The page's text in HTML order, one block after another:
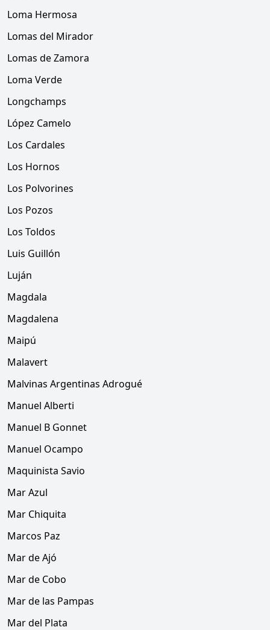
Loma Hermosa
Lomas del Mirador
Lomas de Zamora
Loma Verde
Longchamps
López Camelo
Los Cardales
Los Hornos
Los Polvorines
Los Pozos
Los Toldos
Luis Guillón
Luján
Magdala
Magdalena
Maipú
Malavert
Malvinas Argentinas Adrogué
Manuel Alberti
Manuel B Gonnet
Manuel Ocampo
Maquinista Savio
Mar Azul
Mar Chiquita
Marcos Paz
Mar de Ajó
Mar de Cobo
Mar de las Pampas
Mar del Plata